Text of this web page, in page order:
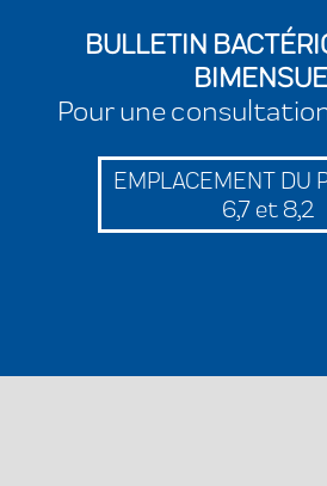
BULLETIN
Pour une
EMPLACEMENT DU
6,7 et 8,2